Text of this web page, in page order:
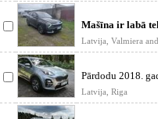
Mašīna ir labā
Ko
Latvija, Valmiera and
Pārdodu 2018.
Latvija, Riga